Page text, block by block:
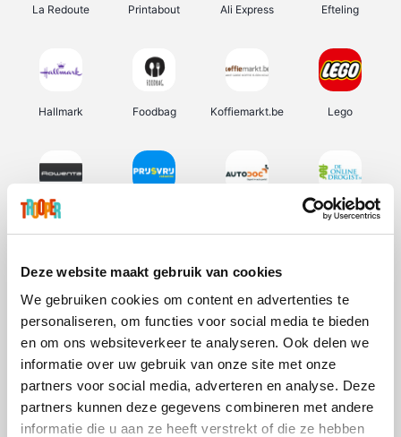
Deze website maakt gebruik van cookies
We gebruiken cookies om content en advertenties te
personaliseren, om functies voor social media te bieden
en om ons websiteverkeer te analyseren. Ook delen we
informatie over uw gebruik van onze site met onze
partners voor social media, adverteren en analyse. Deze
partners kunnen deze gegevens combineren met andere
informatie die u aan ze heeft verstrekt of die ze hebben
La Redoute Printabout Ali Express Efteling
Hallmark Foodbag Koffiemarkt.be Lego
Rowenta De Online Drogist
Vidaxl Lampenlicht.be Plopsa
Adidas